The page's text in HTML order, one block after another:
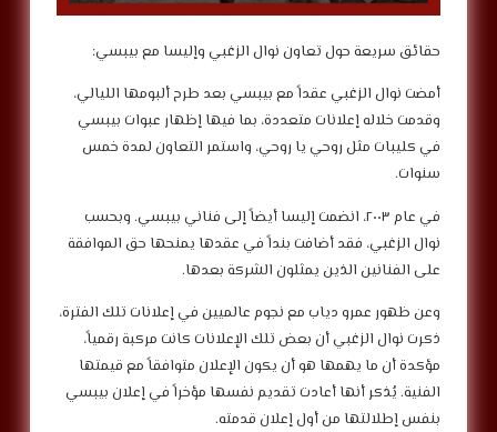
حقائق سريعة حول تعاون نوال الزغبي وإليسا مع بيبسي:
أمضت نوال الزغبي عقداً مع بيبسي بعد طرح ألبومها الليالي،
وقدمت خلاله إعلانات متعددة، بما فيها إظهار عبوات بيبسي
في كليبات مثل روحي يا روحي، واستمر التعاون لمدة خمس
سنوات.
في عام ٢٠٠٣، انضمت إليسا أيضاً إلى فناني بيبسي. وبحسب
نوال الزغبي، فقد أضافت بنداً في عقدها يمنحها حق الموافقة
على الفنانين الذين يمثلون الشركة بعدها.
وعن ظهور عمرو دياب مع نجوم عالميين في إعلانات تلك الفترة،
ذكرت نوال الزغبي أن بعض تلك الإعلانات كانت مركبة رقمياً،
مؤكدة أن ما يهمها هو أن يكون الإعلان متوافقاً مع قيمتها
الفنية. يُذكر أنها أعادت تقديم نفسها مؤخراً في إعلان بيبسي
بنفس إطلالتها من أول إعلان قدمته.